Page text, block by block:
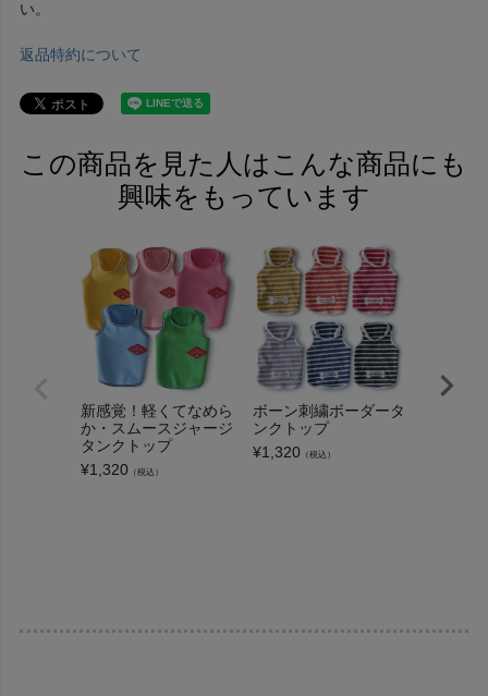
い。
返品特約について
この商品を見た人はこんな商品にも
興味をもっています
新感覚！軽くてなめら
か・スムースジャージ
タンクトップ
¥1,320 （税込）
ボーン刺繍ボーダータ
ンクトップ
¥1,320 （税込）